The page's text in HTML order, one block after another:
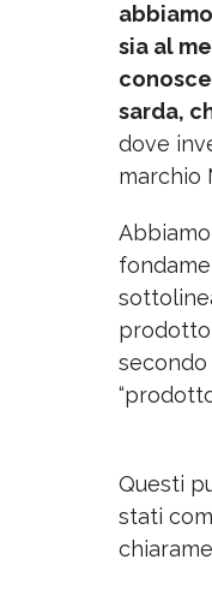
sia al
sarda,
dove
marchio
Questi
stati